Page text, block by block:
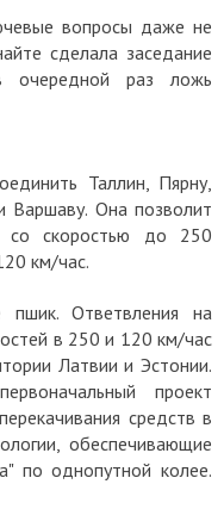
вопросы даже не
сделала заседание
раз ложь
Таллин, Пярну,
Варшаву. Она позволит
со скоростью до 250
км/час.
Ответвления на
в 250 и 120 км/час
Латвии и Эстонии.
проект
средств в
обеспечивающие
по однопутной колее.